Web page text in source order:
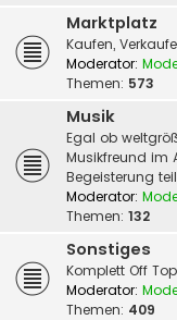
Marktplatz
Kaufen,
Moderator:
Themen: 573
Musik
Egal ob
Musikfreund im
Begeisterung
Moderator:
Themen: 132
Sonstiges
Komplett Off
Moderator:
Themen: 409